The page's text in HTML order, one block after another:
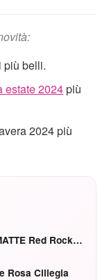
più belli.
estate 2024più
2024 più
MAC M·A·CXIMAL SILKY MATTE Red Rock mat
Rosa Ciliegia